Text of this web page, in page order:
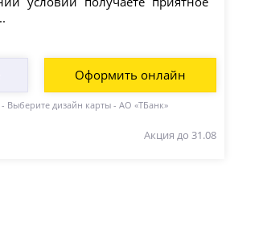
Оформить онлайн
- Выберите дизайн карты - АО «ТБанк»
Акция до 31.08